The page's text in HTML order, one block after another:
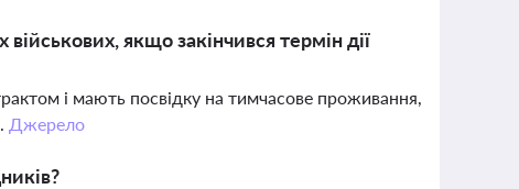
якщо закінчився термін дії
і мають посвідку на тимчасове проживання,
Джерело